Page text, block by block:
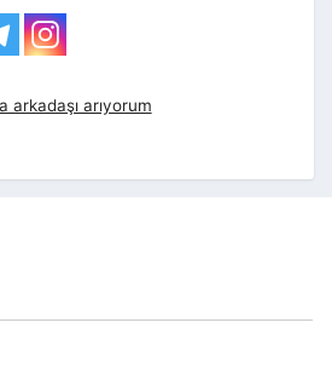
arkadaşı arıyorum